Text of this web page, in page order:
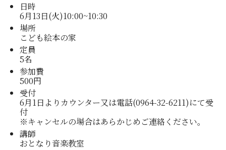
日時
6月13日(火)10:00~10:30
場所
こども絵本の家
定員
5名
参加費
500円
受付
6月1日よりカウンター又は電話(0964-32-6211)にて受
付
※キャンセルの場合はあらかじめご連絡ください。
講師
おとなり音楽教室